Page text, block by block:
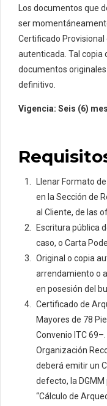
Los documentos que
ser
Certificado Provisional
autenticada. Tal copia
documentos
definitivo.
Vigencia: Seis (6)
Llenar Formato
en la Sección de
al Cliente, de las
Escritura pública
caso, o Carta
Original o copia
arrendamiento o
en posesión del
Certificado de
Mayores de 78
Convenio ITC
Organización
deberá emitir un
defecto, la
“Cálculo de